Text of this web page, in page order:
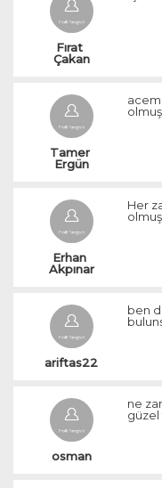
Fırat
Çakan
Tamer
Ergün
olmuş
Erhan
Akpınar
Her
ariftas22
ben
osman
ne
güzel